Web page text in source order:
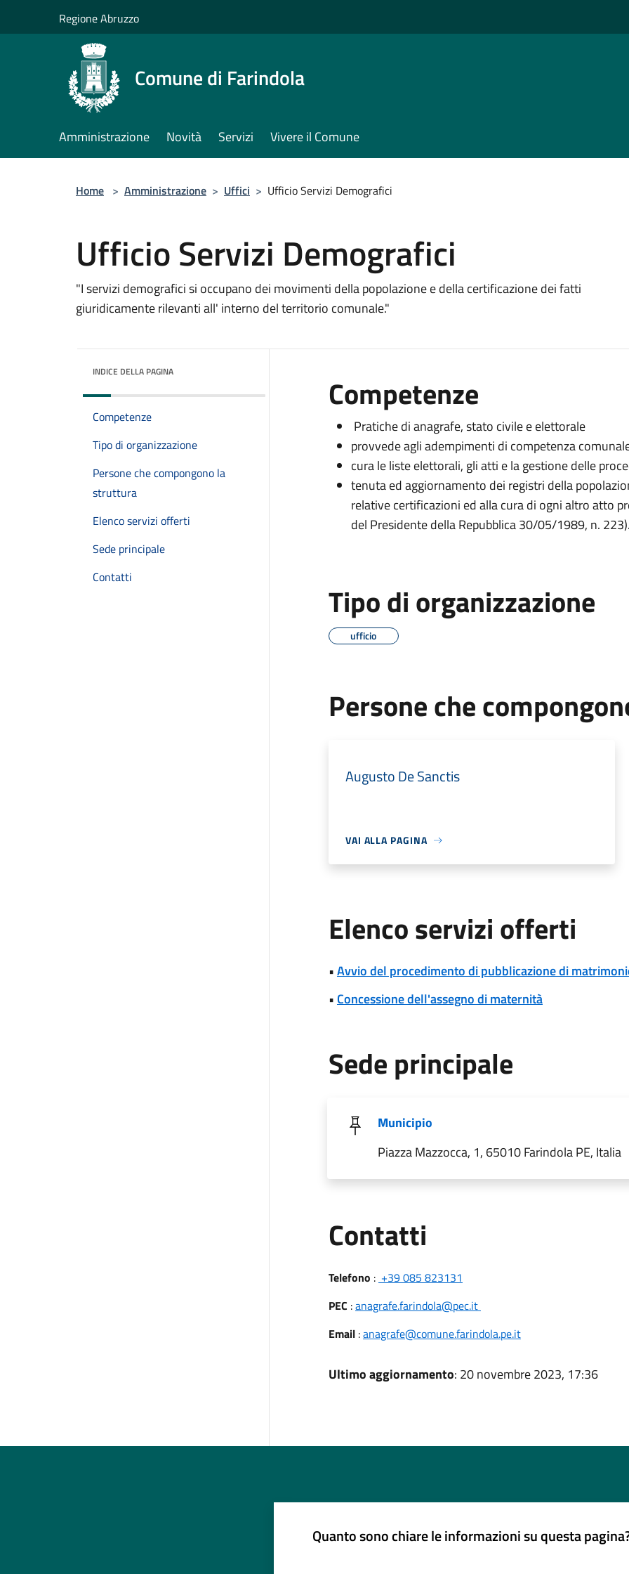
Regione Abruzzo
Comune di Farindola
Amministrazione Novità Servizi Vivere il Comune
Home > Amministrazione > Uffici > Ufficio Servizi Demografici
Ufficio Servizi Demografici
"I servizi demografici si occupano dei movimenti della popolazione e della certificazione dei fatti
giuridicamente rilevanti all' interno del territorio comunale."
INDICE DELLA PAGINA
Competenze
Tipo di organizzazione
Persone che compongono la
struttura
Elenco servizi offerti
Sede principale
Contatti
Competenze
Pratiche di anagrafe, stato civile e elettorale
provvede agli adempimenti di competenza
cura le liste elettorali, gli atti e la gestione delle
tenuta ed aggiornamento dei registri della
relative certificazioni ed alla cura di ogni altro atto
del Presidente della Repubblica 30/05/1989, n.
Tipo di organizzazione
ufficio
Persone che
Augusto De Sanctis
VAI ALLA PAGINA
Elenco servizi offerti
•Avvio del procedimento di pubblicazione di
• Concessione dell'assegno di maternità
Sede principale
Municipio
Piazza Mazzocca, 1, 65010 Farindola PE, Italia
Contatti
Telefono : +39 085 823131
PEC :anagrafe.farindola@pec.it
Email:anagrafe@comune.farindola.pe.it
Ultimo aggiornamento: 20 novembre 2023, 17:36
Quanto sono chiare le informazioni su questa